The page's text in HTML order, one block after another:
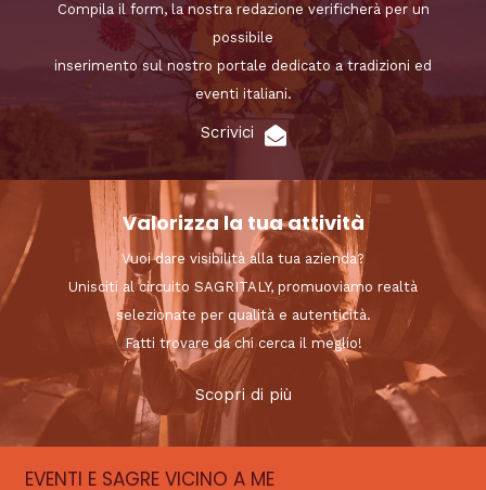
Compila il form, la nostra redazione verificherà per un
possibile
inserimento sul nostro portale dedicato a tradizioni ed
eventi italiani.
Scrivici
Valorizza la tua attività
Vuoi dare visibilità alla tua azienda?
Unisciti al circuito SAGRITALY, promuoviamo realtà
selezionate per qualità e autenticità.
Fatti trovare da chi cerca il meglio!
Scopri di più
EVENTI E SAGRE VICINO A ME